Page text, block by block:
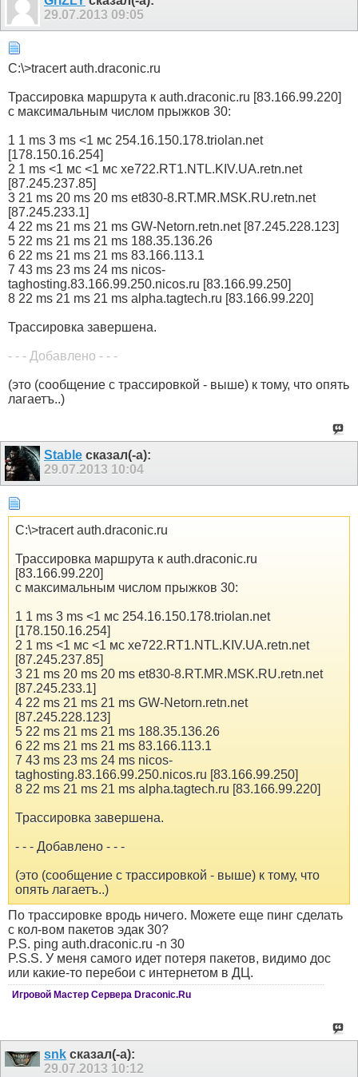
29.07.2013 09:05
C:\>tracert auth.draconic.ru
Трассировка маршрута к auth.draconic.ru [83.166.99.220]
с максимальным числом прыжков 30:
1 1 ms 3 ms <1 мс 254.16.150.178.triolan.net
[178.150.16.254]
2 1 ms <1 мс <1 мс xe722.RT1.NTL.KIV.UA.retn.net
[87.245.237.85]
3 21 ms 20 ms 20 ms et830-8.RT.MR.MSK.RU.retn.net
[87.245.233.1]
4 22 ms 21 ms 21 ms GW-Netorn.retn.net [87.245.228.123]
5 22 ms 21 ms 21 ms 188.35.136.26
6 22 ms 21 ms 21 ms 83.166.113.1
7 43 ms 23 ms 24 ms nicos-
taghosting.83.166.99.250.nicos.ru [83.166.99.250]
8 22 ms 21 ms 21 ms alpha.tagtech.ru [83.166.99.220]
Трассировка завершена.
- - - Добавлено - - -
(это (сообщение с трассировкой - выше) к тому, что опять
лагаетъ..)
Stable сказал(-а):
29.07.2013 10:04
C:\>tracert auth.draconic.ru
Трассировка маршрута к auth.draconic.ru
[83.166.99.220]
с максимальным числом прыжков 30:
1 1 ms 3 ms <1 мс 254.16.150.178.triolan.net
[178.150.16.254]
2 1 ms <1 мс <1 мс xe722.RT1.NTL.KIV.UA.retn.net
[87.245.237.85]
3 21 ms 20 ms 20 ms et830-8.RT.MR.MSK.RU.retn.net
[87.245.233.1]
4 22 ms 21 ms 21 ms GW-Netorn.retn.net
[87.245.228.123]
5 22 ms 21 ms 21 ms 188.35.136.26
6 22 ms 21 ms 21 ms 83.166.113.1
7 43 ms 23 ms 24 ms nicos-
taghosting.83.166.99.250.nicos.ru [83.166.99.250]
8 22 ms 21 ms 21 ms alpha.tagtech.ru [83.166.99.220]
Трассировка завершена.
- - - Добавлено - - -
(это (сообщение с трассировкой - выше) к тому, что
опять лагаетъ..)
По трассировке вродь ничего. Можете еще пинг сделать
с кол-вом пакетов эдак 30?
P.S. ping auth.draconic.ru -n 30
P.S.S. У меня самого идет потеря пакетов, видимо дос
или какие-то перебои с интернетом в ДЦ.
Игровой Мастер Сервера Draconic.Ru
snk сказал(-а):
29.07.2013 10:12